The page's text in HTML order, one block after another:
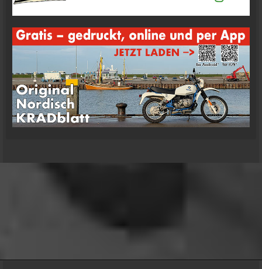
oelfinger
Moin Tom... viele Grüße aus Wales
07:59
oelfinger
Übrigens geile Moped Strecken hier..
07:59
mrairbrush